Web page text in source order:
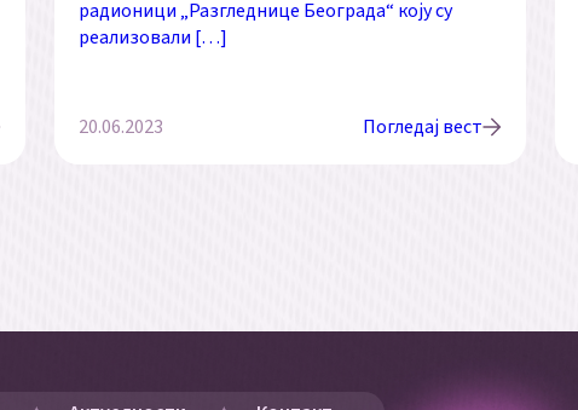
радионици „Разгледнице Београда“ коју су
реализовали […]
20.06.2023 Погледај вест